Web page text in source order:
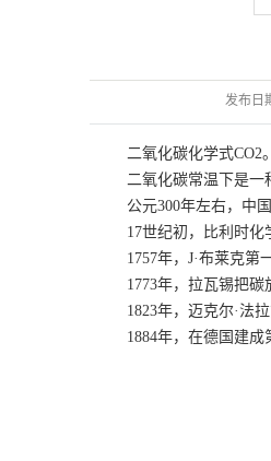
发布日
二氧化碳化学式CO2
二氧化碳常温下是一
公元300年左右，中
17世纪初，比利时化
1757年，J·布莱克第
1773年，拉瓦锡把碳
1823年，迈克尔·法
1884年，在德国建